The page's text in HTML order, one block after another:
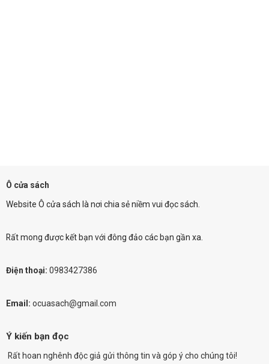
Ô cửa sách
Website Ô cửa sách là nơi chia sẻ niềm vui đọc sách.
Rất mong được kết bạn với đông đảo các bạn gần xa.
Điện thoại: 0983427386
Email: ocuasach@gmail.com
Ý kiến bạn đọc
Rất hoan nghênh độc giả gửi thông tin và góp ý cho chúng tôi!